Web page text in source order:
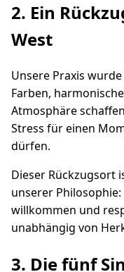
2. Ein
West
Unsere Praxis
Farben,
Atmosphäre
Stress für einen
dürfen.
Dieser Rückzugsort
unserer Philosophie:
willkommen und
unabhängig von
3. Die fünf